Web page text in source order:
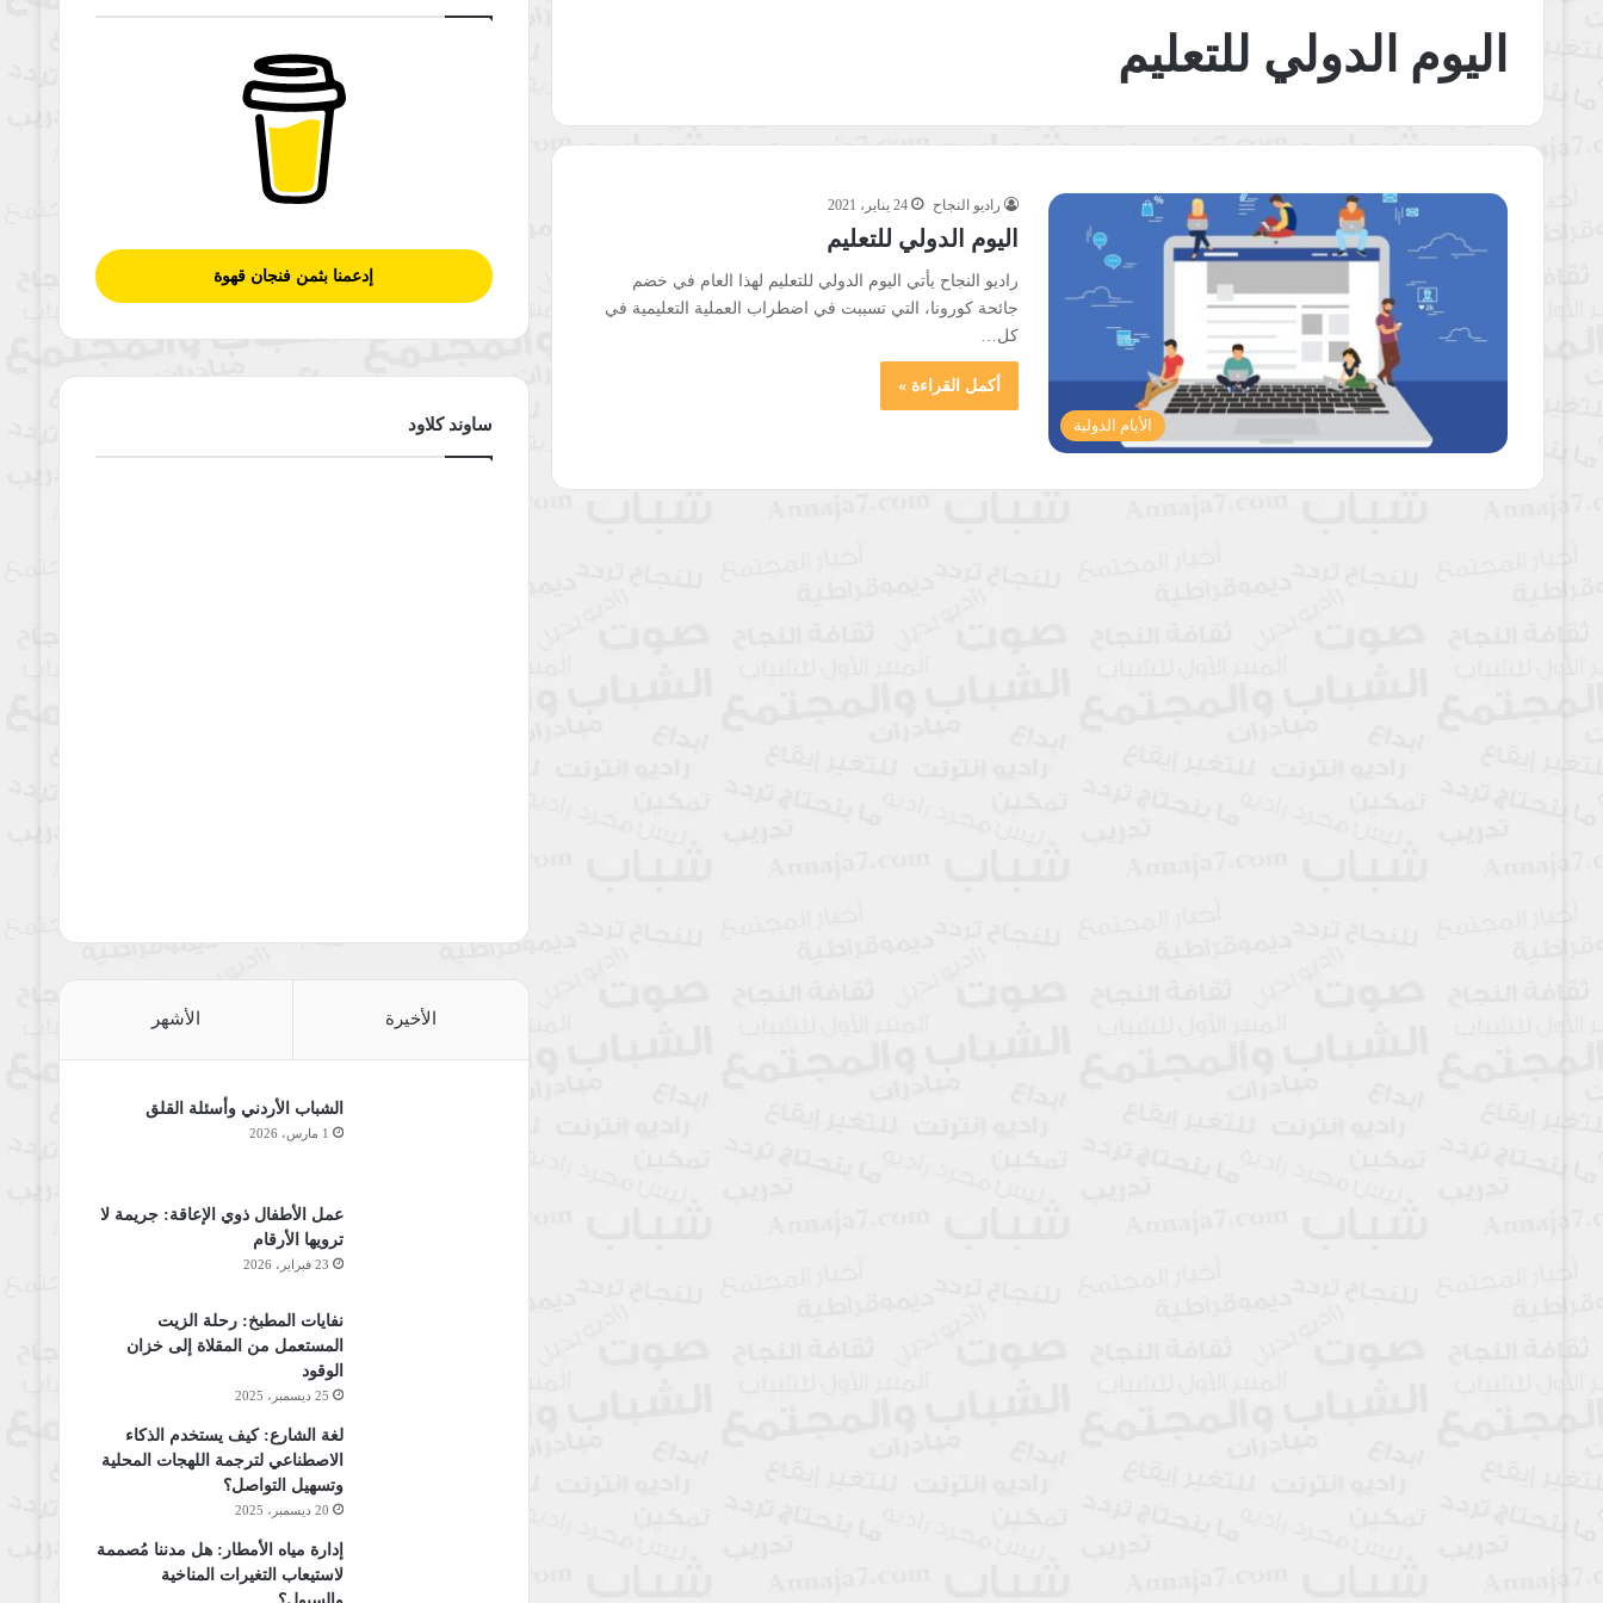
اليوم الدولي للتعليم
الأيام الدولية
راديو النجاح 24 يناير، 2021
اليوم الدولي للتعليم
راديو النجاح يأتي اليوم الدولي للتعليم لهذا العام في خضم
جائحة كورونا، التي تسببت في اضطراب العملية التعليمية في
كل…
أكمل القراءة »
إدعمنا بثمن فنجان قهوة
ساوند كلاود
الأخيرة الأشهر
الشباب الأردني وأسئلة القلق
1 مارس، 2026
عمل الأطفال ذوي الإعاقة: جريمة لا
ترويها الأرقام
23 فبراير، 2026
نفايات المطبخ: رحلة الزيت
المستعمل من المقلاة إلى خزان
الوقود
25 ديسمبر، 2025
لغة الشارع: كيف يستخدم الذكاء
الاصطناعي لترجمة اللهجات المحلية
وتسهيل التواصل؟
20 ديسمبر، 2025
إدارة مياه الأمطار: هل مدننا مُصممة
لاستيعاب التغيرات المناخية